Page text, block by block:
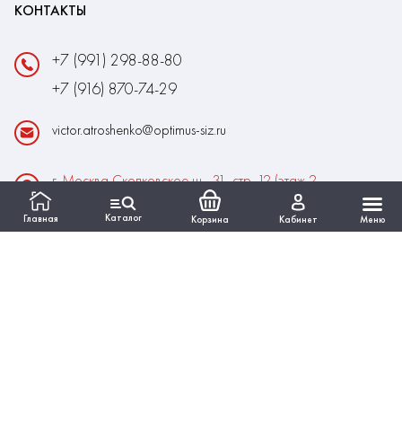
Главная Каталог Корзина Кабинет Меню
КОНТАКТЫ
+7 (991) 298-88-80
+7 (916) 870-74-29
victor.atroshenko@optimus-siz.ru
г. Москва Сколковское ш., 31, стр. 12 (этаж 2,
помещение 22)
Время работы: